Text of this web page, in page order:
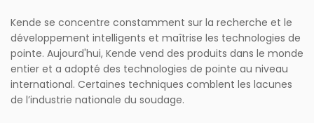
Kende se concentre constamment sur la recherche et le
développement intelligents et maîtrise les technologies de
pointe. Aujourd'hui, Kende vend des produits dans le monde
entier et a adopté des technologies de pointe au niveau
international. Certaines techniques comblent les lacunes
de l’industrie nationale du soudage.